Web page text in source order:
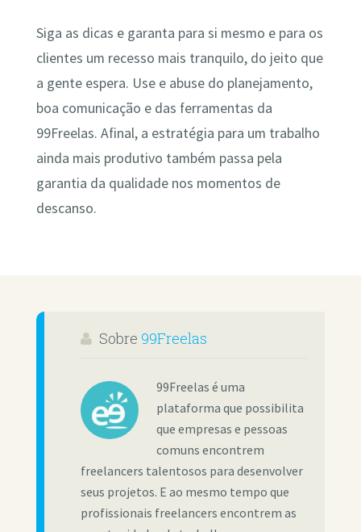
Siga as dicas e garanta para si mesmo e para os
clientes um recesso mais tranquilo, do jeito que
a gente espera. Use e abuse do planejamento,
boa comunicação e das ferramentas da
99Freelas. Afinal, a estratégia para um trabalho
ainda mais produtivo também passa pela
garantia da qualidade nos momentos de
descanso.
Sobre 99Freelas
99Freelas é uma
plataforma que possibilita
que empresas e pessoas
comuns encontrem
freelancers talentosos para desenvolver
seus projetos. E ao mesmo tempo que
profissionais freelancers encontrem as